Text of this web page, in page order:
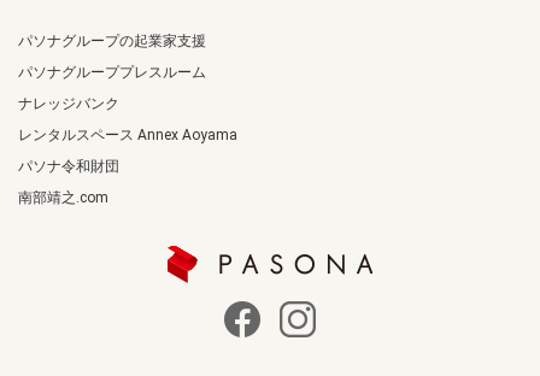
パソナグループの起業家支援
パソナグループプレスルーム
ナレッジバンク
レンタルスペース Annex Aoyama
パソナ令和財団
南部靖之.com